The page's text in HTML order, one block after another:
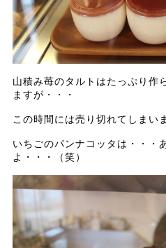
山積み苺のタルトはたっぷり作
ますが・・・
この時間には売り切れてしまい
いちごのパンナコッタは・・・
よ・・・（笑）